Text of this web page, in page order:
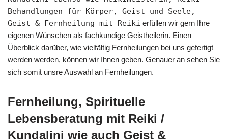
Behandlungen für Körper, Geist und Seele,
Geist & Fernheilung mit Reiki erfüllen wir gern Ihre
eigenen Wünschen als fachkundige Geistheilerin. Einen
Überblick darüber, wie vielfältig Fernheilungen bei uns gefertigt
werden werden, können wir Ihnen geben. Genauer an sehen Sie
sich somit unsre Auswahl an Fernheilungen.
Fernheilung, Spirituelle
Lebensberatung mit Reiki /
Kundalini wie auch Geist &